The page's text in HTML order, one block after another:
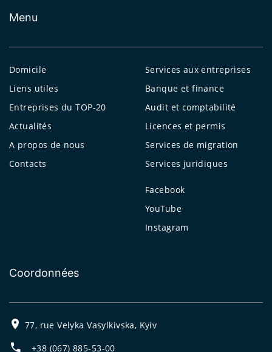
Menu
Domicile
Liens utiles
Entreprises du TOP-20
Actualités
A propos de nous
Contacts
Services aux entreprises
Banque et finance
Audit et comptabilité
Licences et permis
Services de migration
Services juridiques
Facebook
YouTube
Instagram
Coordonnées
77, rue Velyka Vasylkivska, Kyiv
+38 (067) 885-53-00